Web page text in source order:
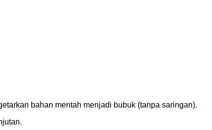
bahan mentah menjadi bubuk (tanpa saringan).